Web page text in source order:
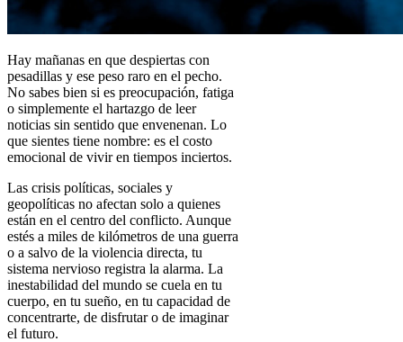
Hay mañanas en que despiertas con
pesadillas y ese peso raro en el pecho.
No sabes bien si es preocupación, fatiga
o simplemente el hartazgo de leer
noticias sin sentido que envenenan. Lo
que sientes tiene nombre: es el costo
emocional de vivir en tiempos inciertos.
Las crisis políticas, sociales y
geopolíticas no afectan solo a quienes
están en el centro del conflicto. Aunque
estés a miles de kilómetros de una guerra
o a salvo de la violencia directa, tu
sistema nervioso registra la alarma. La
inestabilidad del mundo se cuela en tu
cuerpo, en tu sueño, en tu capacidad de
concentrarte, de disfrutar o de imaginar
el futuro.